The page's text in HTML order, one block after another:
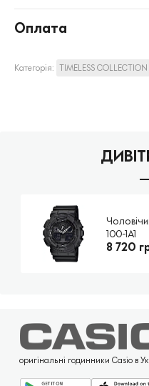
Оплата
Категорія: TIMELESS COLLECTION
100-1A1
8 720
оригінальні годинники Casio в